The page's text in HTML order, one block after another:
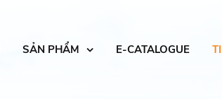
SẢN PHẨM E-CATALOGUE